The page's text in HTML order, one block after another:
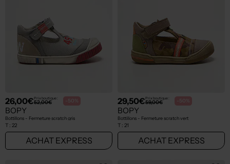
26,00€Prix boutique :
52,00€ -50%
BOPY
Bottillons - Fermeture scratch gris
T : 22
ACHAT EXPRESS
29,50€Prix boutique :
59,00€ -50%
BOPY
Bottillons - Fermeture scratch vert
T : 21
ACHAT EXPRESS